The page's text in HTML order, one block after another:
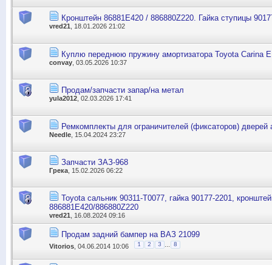
Кронштейн 86881E420 / 886880Z220. Гайка ступицы
vred21 , 18.01.2026 21:02
Куплю переднюю пружину амортизатора Toyota Carina
convay , 03.05.2026 10:37
Продам/запчасти запар/на метал
yula2012 , 02.03.2026 17:41
Ремкомплекты для ограничителей (фиксаторов) дверей
Needle , 15.04.2024 23:27
Запчасти ЗАЗ-968
Грека , 15.02.2026 06:22
Toyota сальник 90311-T0077, гайка 90177-2201,
886881E420/886880Z220
vred21, 16.08.2024 09:16
Продам задний бампер на ВАЗ 21099
Vitorios , 04.06.2014 10:06 1 2 3 8